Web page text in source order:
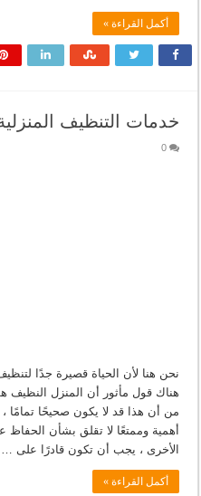
أكمل القراءة »
خدمات التنظيف
0
نحن هنا لأن الحياة قصيرة جدًا
هناك قول مأثور أن المنزل النظيف
من أن هذا قد لا يكون صحيحًا تمامًا ،
أهمية وممتعًا لا تقلق بشأن
الأخرى ، يجب أن تكون قادرًا على …
أكمل القراءة »